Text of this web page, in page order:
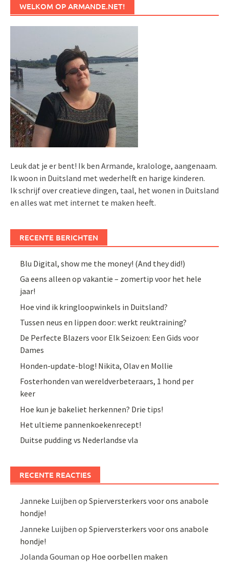
WELKOM OP ARMANDE.NET!
Leuk dat je er bent! Ik ben Armande, kralologe, aangenaam.
Ik woon in Duitsland met wederhelft en harige kinderen.
Ik schrijf over creatieve dingen, taal, het wonen in Duitsland
en alles wat met internet te maken heeft.
RECENTE BERICHTEN
Blu Digital, show me the money! (And they did!)
Ga eens alleen op vakantie – zomertip voor het hele
jaar!
Hoe vind ik kringloopwinkels in Duitsland?
Tussen neus en lippen door: werkt reuktraining?
De Perfecte Blazers voor Elk Seizoen: Een Gids voor
Dames
Honden-update-blog! Nikita, Olav en Mollie
Fosterhonden van wereldverbeteraars, 1 hond per
keer
Hoe kun je bakeliet herkennen? Drie tips!
Het ultieme pannenkoekenrecept!
Duitse pudding vs Nederlandse vla
RECENTE REACTIES
Janneke Luijben opSpierversterkers voor ons anabole
hondje!
Janneke Luijben opSpierversterkers voor ons anabole
hondje!
Jolanda Gouman op Hoe oorbellen maken